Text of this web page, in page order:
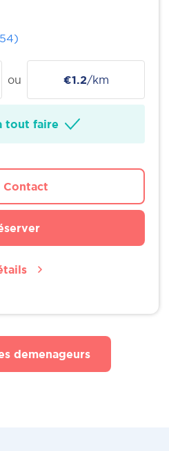
ou €1.2/km
tout faire
Contact
demenageurs